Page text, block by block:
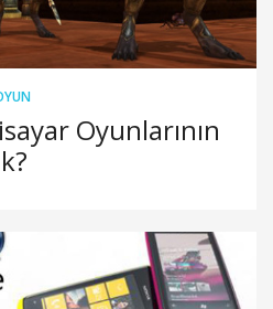
Oyunlarının